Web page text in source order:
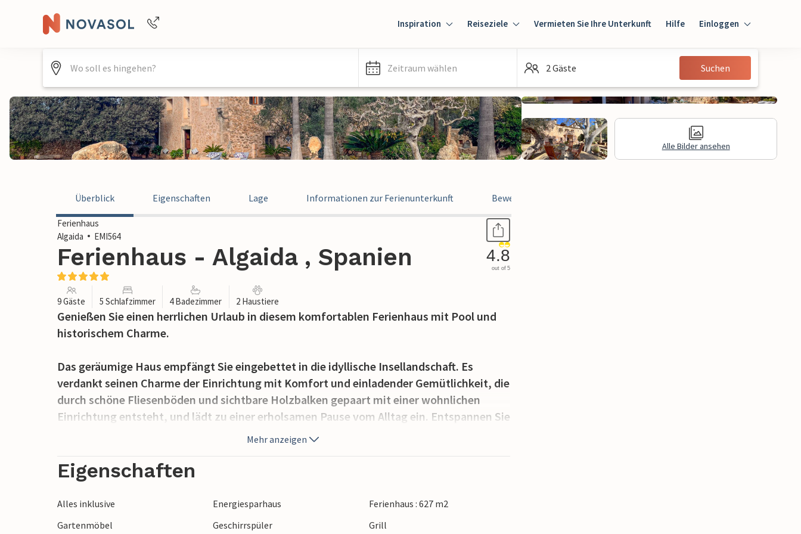
Inspiration Reiseziele Vermieten Sie Ihre Unterkunft Hilfe Einloggen
Einloggen
Gast
Zeitraum wählen 2 Gäste Suchen
Alle Bilder ansehen
Überblick Eigenschaften Lage Informationen zur Ferienunterkunft Bewertungen
Ferienhaus
Algaida
EMI564
Ferienhaus - Algaida , Spanien 4.8
out of 5
9 Gäste 5 Schlafzimmer 4 Badezimmer 2 Haustiere
Genießen Sie einen herrlichen Urlaub in diesem komfortablen Ferienhaus mit Pool und
historischem Charme.
Das geräumige Haus empfängt Sie eingebettet in die idyllische Insellandschaft. Es
verdankt seinen Charme der Einrichtung mit Komfort und einladender Gemütlichkeit, die
durch schöne Fliesenböden und sichtbare Holzbalken gepaart mit einer wohnlichen
Einrichtung entsteht, und lädt zu einer erholsamen Pause vom Alltag ein. Entspannen Sie
nach Ihren Aktivitäten in der Umgebung in gemütlichem Rahmen und plaudern Sie bis
Verbringen Sie wunderbare Stunden im Freien, erfrischen Sie sich im großzügigen Pool,
sehen Sie den Kindern beim Spielen zu, die Terrasse lädt dazu ein, die Sonne zu genießen
Mehr anzeigen
Eigenschaften
Alles inklusive Energiesparhaus
Ferienhaus : 627 m2
Gartenmöbel
Geschirrspüler
Grill